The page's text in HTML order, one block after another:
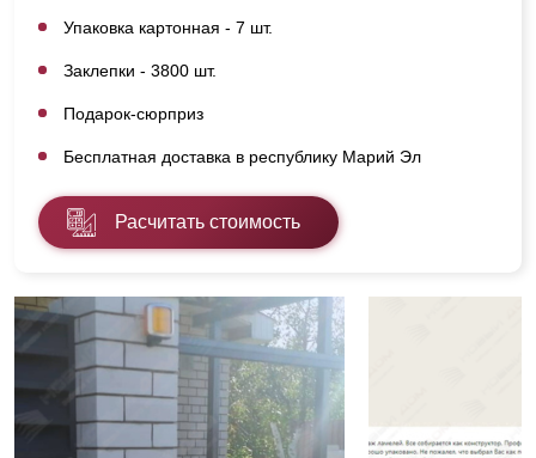
Упаковка картонная - 7 шт.
Заклепки - 3800 шт.
Подарок-сюрприз
Бесплатная доставка в республику Марий Эл
Расчитать стоимость